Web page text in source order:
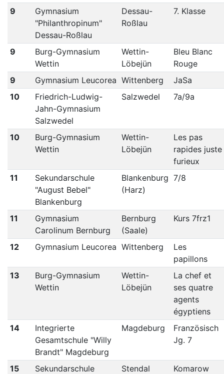
9
Gymnasium
"Philanthropinum"
Dessau-Roßlau
Dessau-
Roßlau
7. Klasse
9
Burg-Gymnasium
Wettin
Wettin-
Löbejün
Bleu Blanc
Rouge
9
Gymnasium Leucorea Wittenberg
JaSa
10
Friedrich-Ludwig-
Jahn-Gymnasium
Salzwedel
Salzwedel 7a/9a
10
Burg-Gymnasium
Wettin
Wettin-
Löbejün
Les pas
rapides juste
furieux
11
Sekundarschule
"August Bebel"
Blankenburg
Blankenburg
(Harz)
7/8
11
Gymnasium
Carolinum Bernburg
Bernburg
(Saale)
Kurs 7frz1
12 Gymnasium Leucorea Wittenberg
Les
papillons
13
Burg-Gymnasium
Wettin
Wettin-
Löbejün
La chef et
ses quatre
agents
égyptiens
14
Integrierte
Gesamtschule "Willy
Brandt" Magdeburg
Magdeburg
Französisch
Jg. 7
15
Sekundarschule
Stendal
Komarow